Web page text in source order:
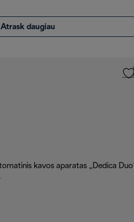
Atrask daugiau